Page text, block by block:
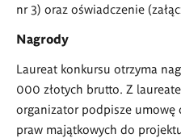
nr 3) oraz oświadczenie
Nagrody
Laureat konkursu otrzyma
000 złotych brutto. Z
organizator podpisze umowę
praw majątkowych do